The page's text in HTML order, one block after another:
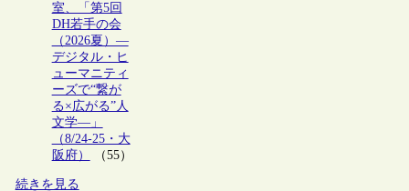
室、「第5回
DH若手の会
（2026夏）―
デジタル・ヒ
ューマニティ
ーズで“繋が
る×広がる”人
文学―」
（8/24-25・大
阪府）
（55）
続きを見る